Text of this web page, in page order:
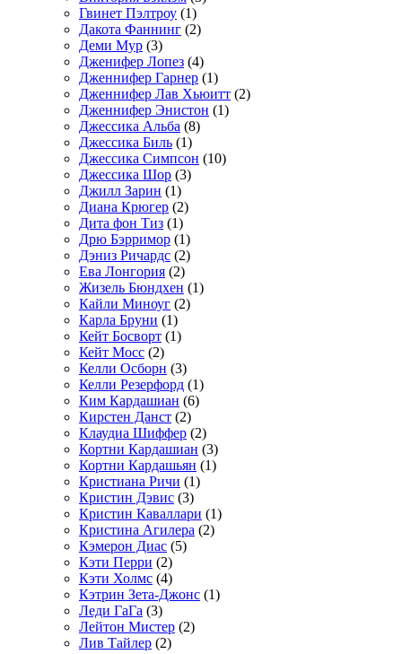
Гвинет Пэлтроу (1)
Дакота Фаннинг (2)
Деми Мур (3)
Дженифер Лопез (4)
Дженнифер Гарнер (1)
Дженнифер Лав Хьюитт (2)
Дженнифер Энистон (1)
Джессика Альба (8)
Джессика Биль (1)
Джессика Симпсон (10)
Джессика Шор (3)
Джилл Зарин (1)
Диана Крюгер (2)
Дита фон Тиз (1)
Дрю Бэрримор (1)
Дэниз Ричардс (2)
Ева Лонгория (2)
Жизель Бюндхен (1)
Кайли Миноуг (2)
Карла Бруни (1)
Кейт Босворт (1)
Кейт Мосс (2)
Келли Осборн (3)
Келли Резерфорд (1)
Ким Кардашиан (6)
Кирстен Данст (2)
Клаудиа Шиффер (2)
Кортни Кардашиан (3)
Кортни Кардашьян (1)
Кристиана Ричи (1)
Кристин Дэвис (3)
Кристин Каваллари (1)
Кристина Агилера (2)
Кэмерон Диас (5)
Кэти Перри (2)
Кэти Холмс (4)
Кэтрин Зета-Джонс (1)
Леди ГаГа (3)
Лейтон Мистер (2)
Лив Тайлер (2)